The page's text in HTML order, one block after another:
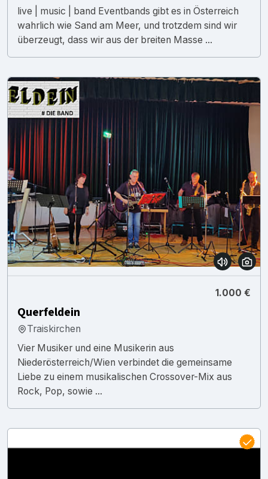
live | music | band Eventbands gibt es in Österreich
wahrlich wie Sand am Meer, und trotzdem sind wir
überzeugt, dass wir aus der breiten Masse ...
1.000 €
Querfeldein
Traiskirchen
Vier Musiker und eine Musikerin aus
Niederösterreich/Wien verbindet die gemeinsame
Liebe zu einem musikalischen Crossover-Mix aus
Rock, Pop, sowie ...